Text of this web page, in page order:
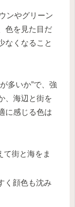
ンやグリーン
色を見た目だ
なくなること
多いか”で、強
、海辺と街を
に感じる色は
て街と海をま
く顔色も沈み